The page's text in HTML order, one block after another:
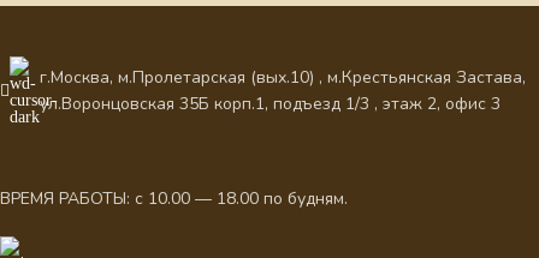
г.Москва, м.Пролетарская (вых.10) , м.Крестьянская Застава,
ул.Воронцовская 35Б корп.1, подъезд 1/3 , этаж 2, офис 3
ВРЕМЯ РАБОТЫ: с 10.00 — 18.00 по будням.